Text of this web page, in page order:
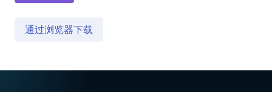
通过浏览器下载